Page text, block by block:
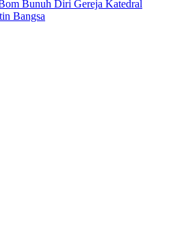
Bunuh Diri Gereja Katedral
Bangsa